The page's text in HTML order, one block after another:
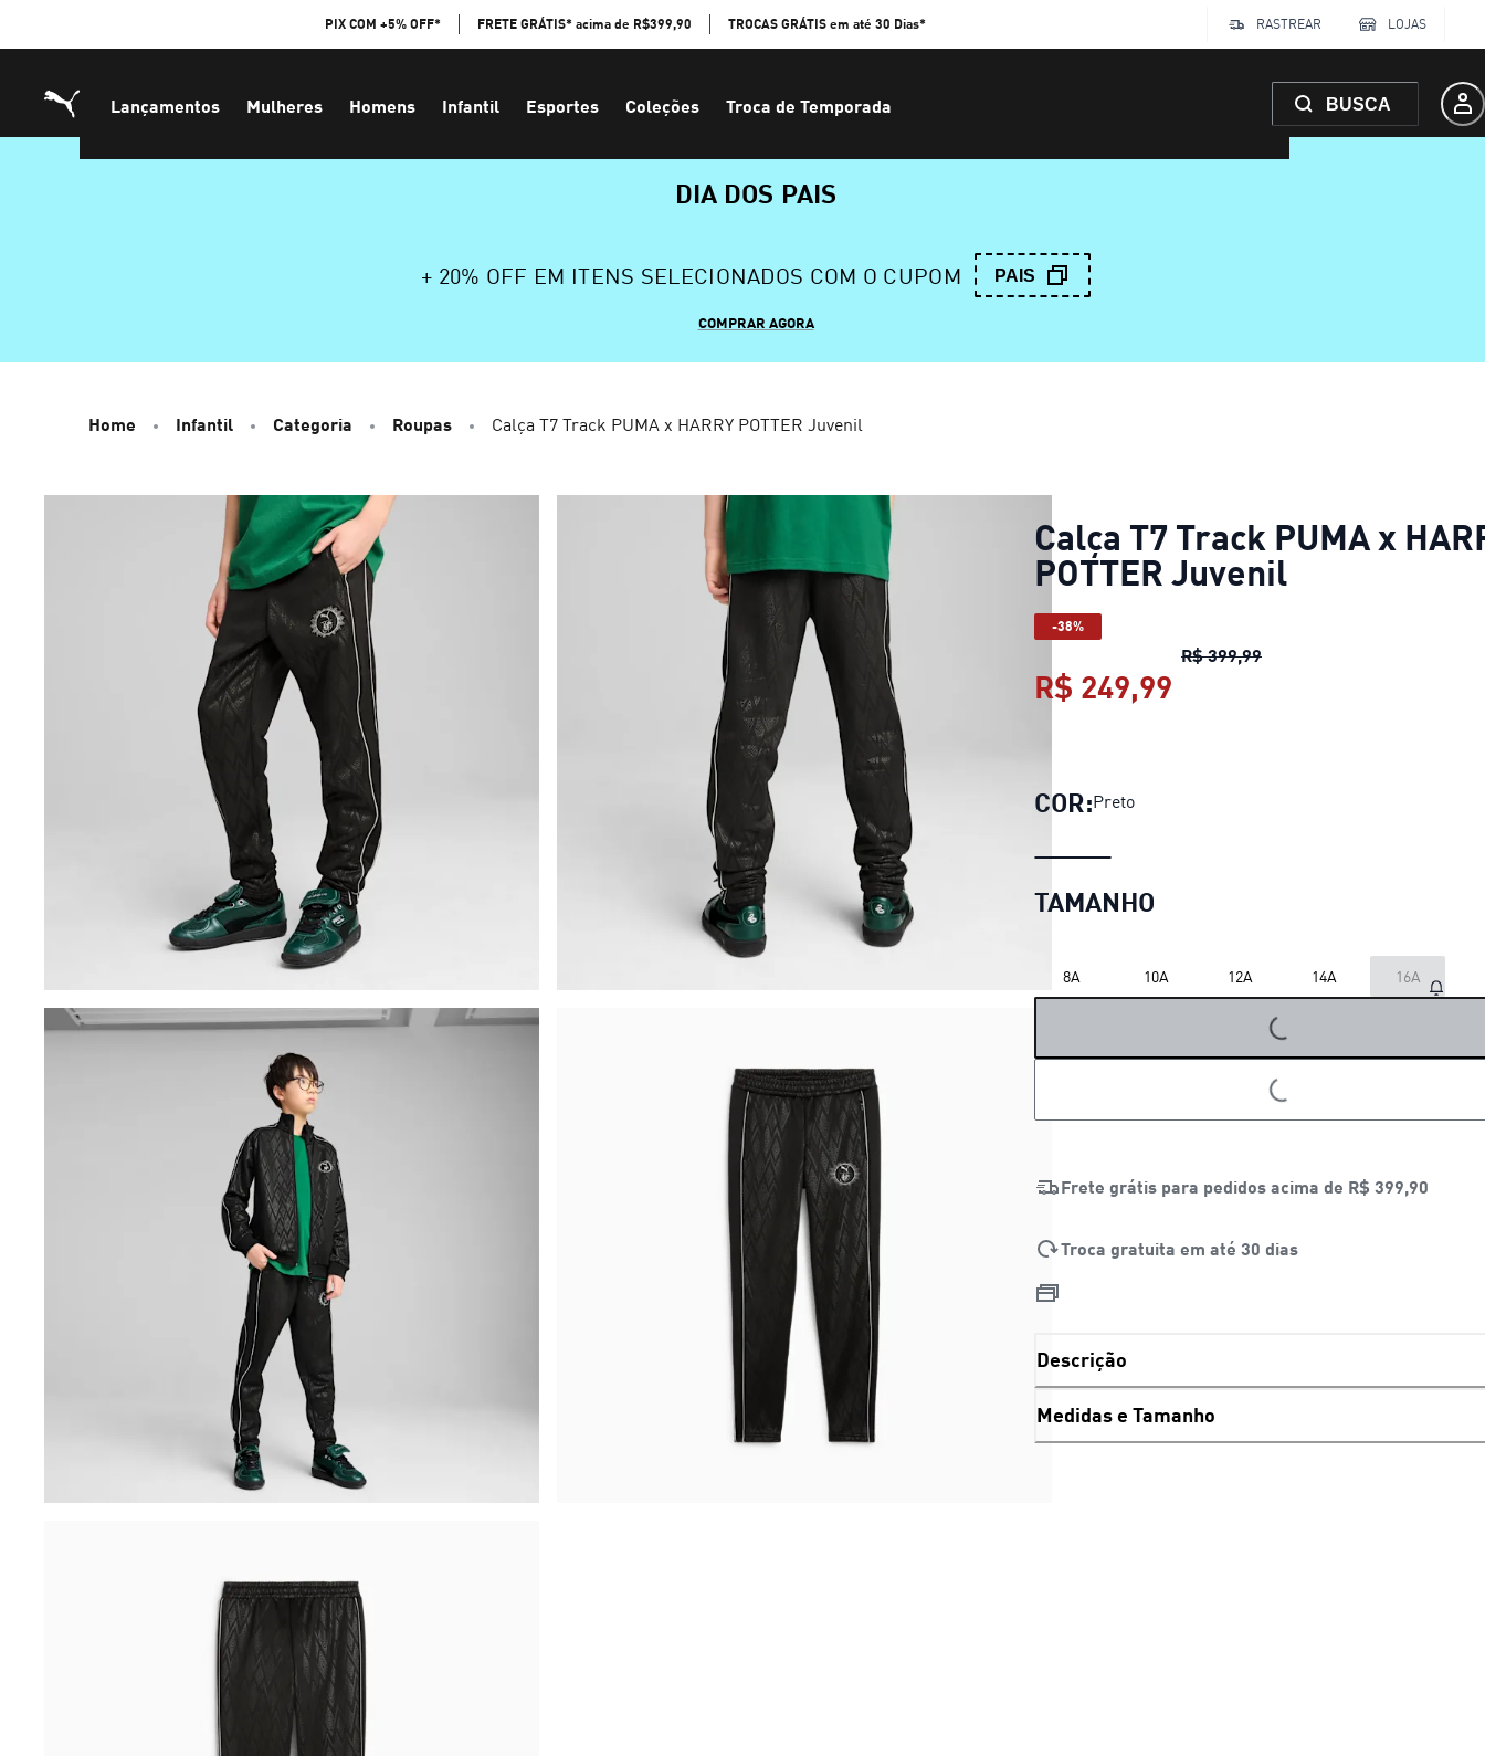
PIX COM +5% OFF* FRETE GRÁTIS* acima de R$399,90 TROCAS GRÁTIS em até 30 Dias* RASTREAR LOJAS
Lançamentos Mulheres Homens Infantil Esportes Coleções Troca de Temporada BUSCA
DIA DOS PAIS
+ 20% OFF EM ITENS SELECIONADOS COM O CUPOM PAIS
COMPRAR AGORA
Home Infantil Categoria Roupas Calça T7 Track PUMA x HARRY POTTER Juvenil
Calça T7 Track PUMA x
POTTER Juvenil
-38%
R$ 399,99Calça T7 Track PUMA x
R$ 249,99
COR:Preto
TAMANHO
8A 10A 12A 14A 16A
LOADING...
LOADING...
Frete grátis para pedidos acima de R$ 399,90
Troca gratuita em até 30 dias
Descrição
Medidas e Tamanho